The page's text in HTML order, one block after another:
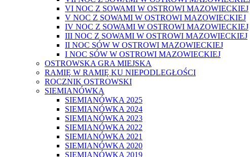
VI NOC Z SOWAMI W OSTROWI MAZOWIECKIEJ
V NOC Z SOWAMI W OSTROWI MAZOWIECKIEJ
IV NOC Z SOWAMI W OSTROWI MAZOWIECKIEJ
III NOC Z SOWAMI W OSTROWI MAZOWIECKIEJ
II NOC SÓW W OSTROWI MAZOWIECKIEJ
I NOC SÓW W OSTROWI MAZOWIECKIEJ
OSTROWSKA GRA MIEJSKA
RAMIĘ W RAMIĘ KU NIEPODLEGŁOŚCI
ROCZNIK OSTROWSKI
SIEMIANÓWKA
SIEMIANÓWKA 2025
SIEMIANÓWKA 2024
SIEMIANÓWKA 2023
SIEMIANÓWKA 2022
SIEMIANÓWKA 2021
SIEMIANÓWKA 2020
SIEMIANÓWKA 2019